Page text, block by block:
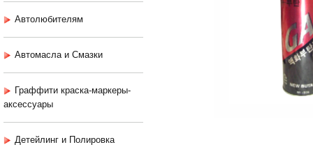
Автолюбителям
Автомасла и Смазки
Граффити краска-маркеры-
аксессуары
Детейлинг и Полировка